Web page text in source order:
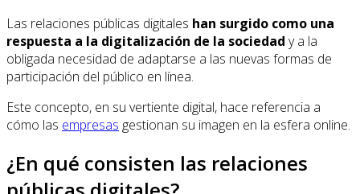
Las relaciones públicas digitales han surgido como una
respuesta a la digitalización de la sociedad y a la
obligada necesidad de adaptarse a las nuevas formas de
participación del público en línea.
Este concepto, en su vertiente digital, hace referencia a
cómo las empresas gestionan su imagen en la esfera online.
¿En qué consisten las relaciones